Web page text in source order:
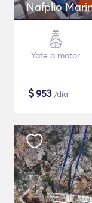
Nafplio
Yate a motor
$953 /día